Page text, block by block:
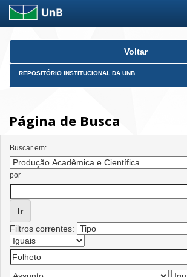
Skip
Voltar
REPOSITÓRIO INSTITUCIONAL DA UNB
Página de Busca
Buscar em:
por
Filtros correntes: